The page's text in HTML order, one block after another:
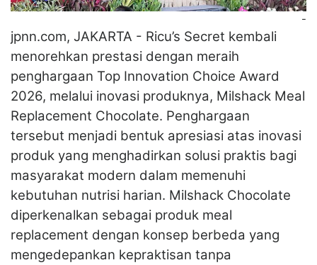
-
jpnn.com, JAKARTA - Ricu’s Secret kembali
menorehkan prestasi dengan meraih
penghargaan Top Innovation Choice Award
2026, melalui inovasi produknya, Milshack Meal
Replacement Chocolate. Penghargaan
tersebut menjadi bentuk apresiasi atas inovasi
produk yang menghadirkan solusi praktis bagi
masyarakat modern dalam memenuhi
kebutuhan nutrisi harian. Milshack Chocolate
diperkenalkan sebagai produk meal
replacement dengan konsep berbeda yang
mengedepankan kepraktisan tanpa